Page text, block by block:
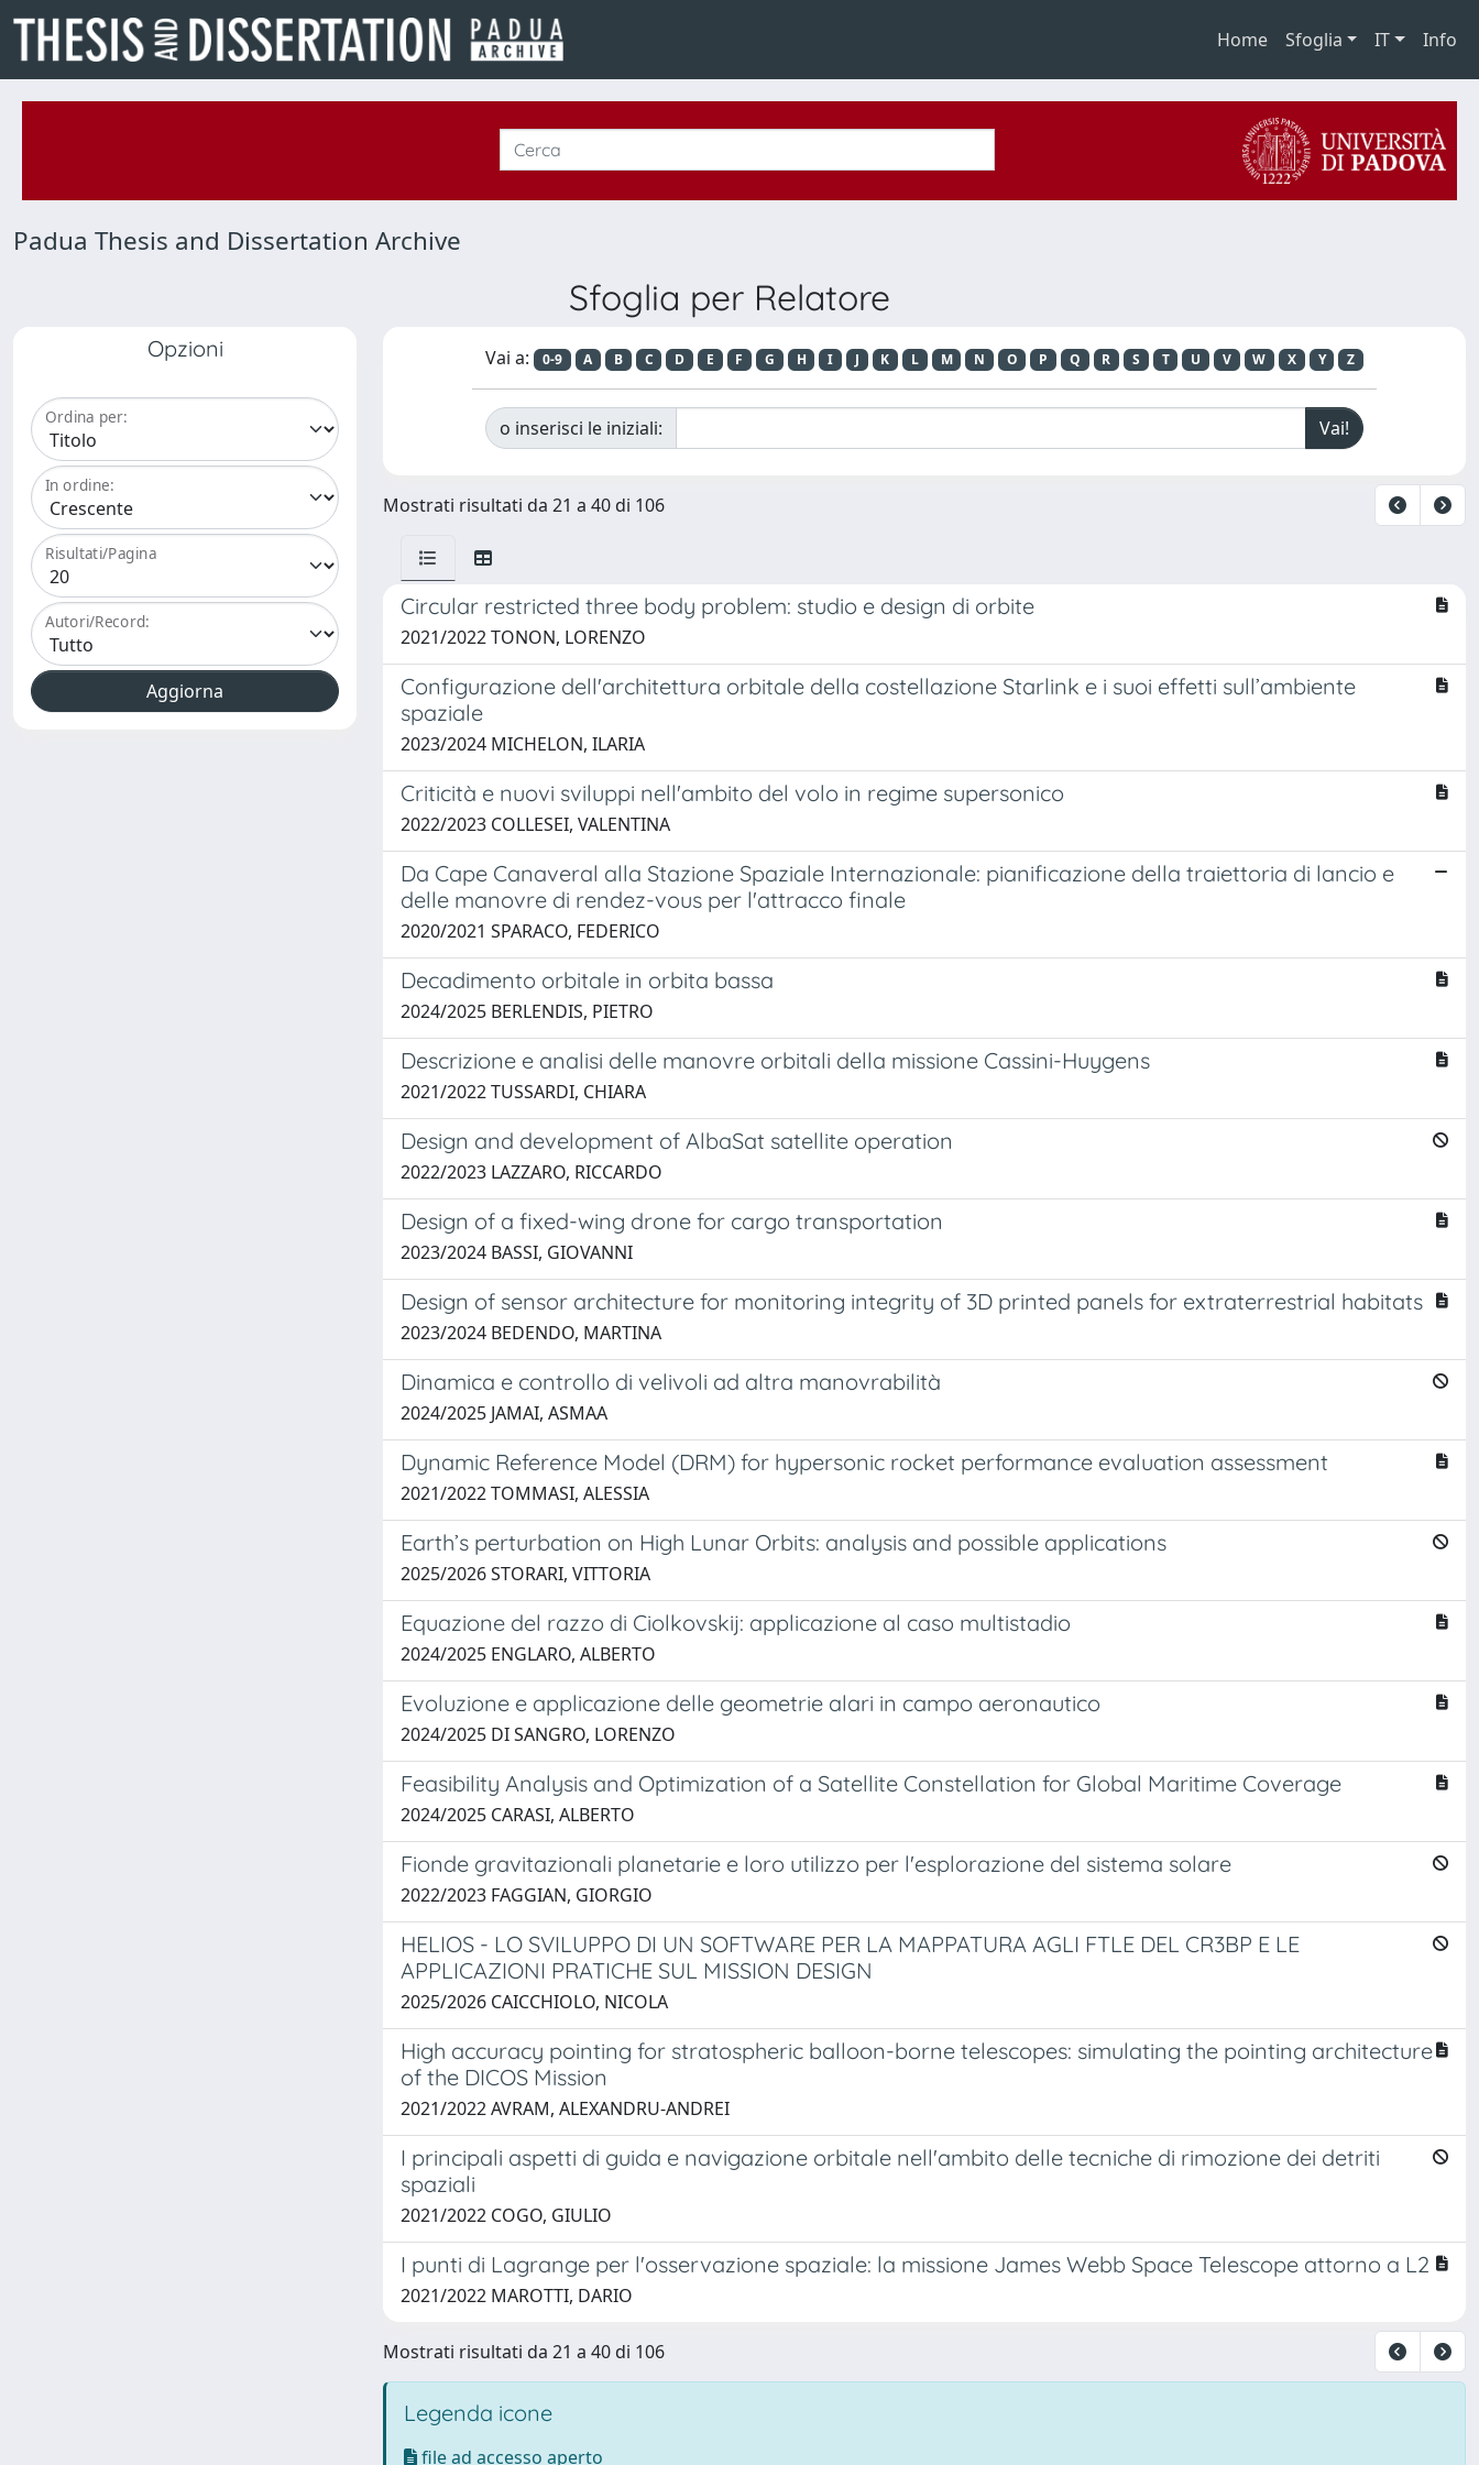
Home Sfoglia IT Info
Padua Thesis and Dissertation Archive
Sfoglia per Relatore
Opzioni
Ordina per:
In ordine:
Risultati/Pagina
Autori/Record:
Vai a: 0-9 A B C D E F G H I J K L M N O P Q R S T U V W X Y Z
o inserisci le iniziali:
Mostrati risultati da 21 a 40 di 106
Circular restricted three body problem: studio e design di orbite
2021/2022 TONON, LORENZO
Configurazione dell'architettura orbitale della costellazione Starlink e i suoi effetti sull’ambiente
spaziale
2023/2024 MICHELON, ILARIA
Criticità e nuovi sviluppi nell'ambito del volo in regime supersonico
2022/2023 COLLESEI, VALENTINA
Da Cape Canaveral alla Stazione Spaziale Internazionale: pianificazione della traiettoria di lancio e
delle manovre di rendez-vous per l'attracco finale
2020/2021 SPARACO, FEDERICO
Decadimento orbitale in orbita bassa
2024/2025 BERLENDIS, PIETRO
Descrizione e analisi delle manovre orbitali della missione Cassini-Huygens
2021/2022 TUSSARDI, CHIARA
Design and development of AlbaSat satellite operation
2022/2023 LAZZARO, RICCARDO
Design of a fixed-wing drone for cargo transportation
2023/2024 BASSI, GIOVANNI
Design of sensor architecture for monitoring integrity of 3D printed panels for extraterrestrial habitats
2023/2024 BEDENDO, MARTINA
Dinamica e controllo di velivoli ad altra manovrabilità
2024/2025 JAMAI, ASMAA
Dynamic Reference Model (DRM) for hypersonic rocket performance evaluation assessment
2021/2022 TOMMASI, ALESSIA
Earth’s perturbation on High Lunar Orbits: analysis and possible applications
2025/2026 STORARI, VITTORIA
Equazione del razzo di Ciolkovskij: applicazione al caso multistadio
2024/2025 ENGLARO, ALBERTO
Evoluzione e applicazione delle geometrie alari in campo aeronautico
2024/2025 DI SANGRO, LORENZO
Feasibility Analysis and Optimization of a Satellite Constellation for Global Maritime Coverage
2024/2025 CARASI, ALBERTO
Fionde gravitazionali planetarie e loro utilizzo per l'esplorazione del sistema solare
2022/2023 FAGGIAN, GIORGIO
HELIOS - LO SVILUPPO DI UN SOFTWARE PER LA MAPPATURA AGLI FTLE DEL CR3BP E LE
APPLICAZIONI PRATICHE SUL MISSION DESIGN
2025/2026 CAICCHIOLO, NICOLA
High accuracy pointing for stratospheric balloon-borne telescopes: simulating the pointing architecture
of the DICOS Mission
2021/2022 AVRAM, ALEXANDRU-ANDREI
I principali aspetti di guida e navigazione orbitale nell'ambito delle tecniche di rimozione dei detriti
spaziali
2021/2022 COGO, GIULIO
I punti di Lagrange per l'osservazione spaziale: la missione James Webb Space Telescope attorno a L2
2021/2022 MAROTTI, DARIO
Mostrati risultati da 21 a 40 di 106
Legenda icone
file ad accesso aperto